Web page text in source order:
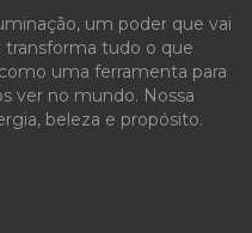
um poder que vai
transforma tudo o que
uma ferramenta para
ver no mundo. Nossa
beleza e propósito.